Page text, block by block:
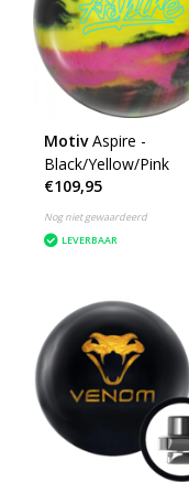
Motiv Aspire -
Black/Yellow/Pink
€109,95
Nog niet gewaardeerd
LEVERBAAR